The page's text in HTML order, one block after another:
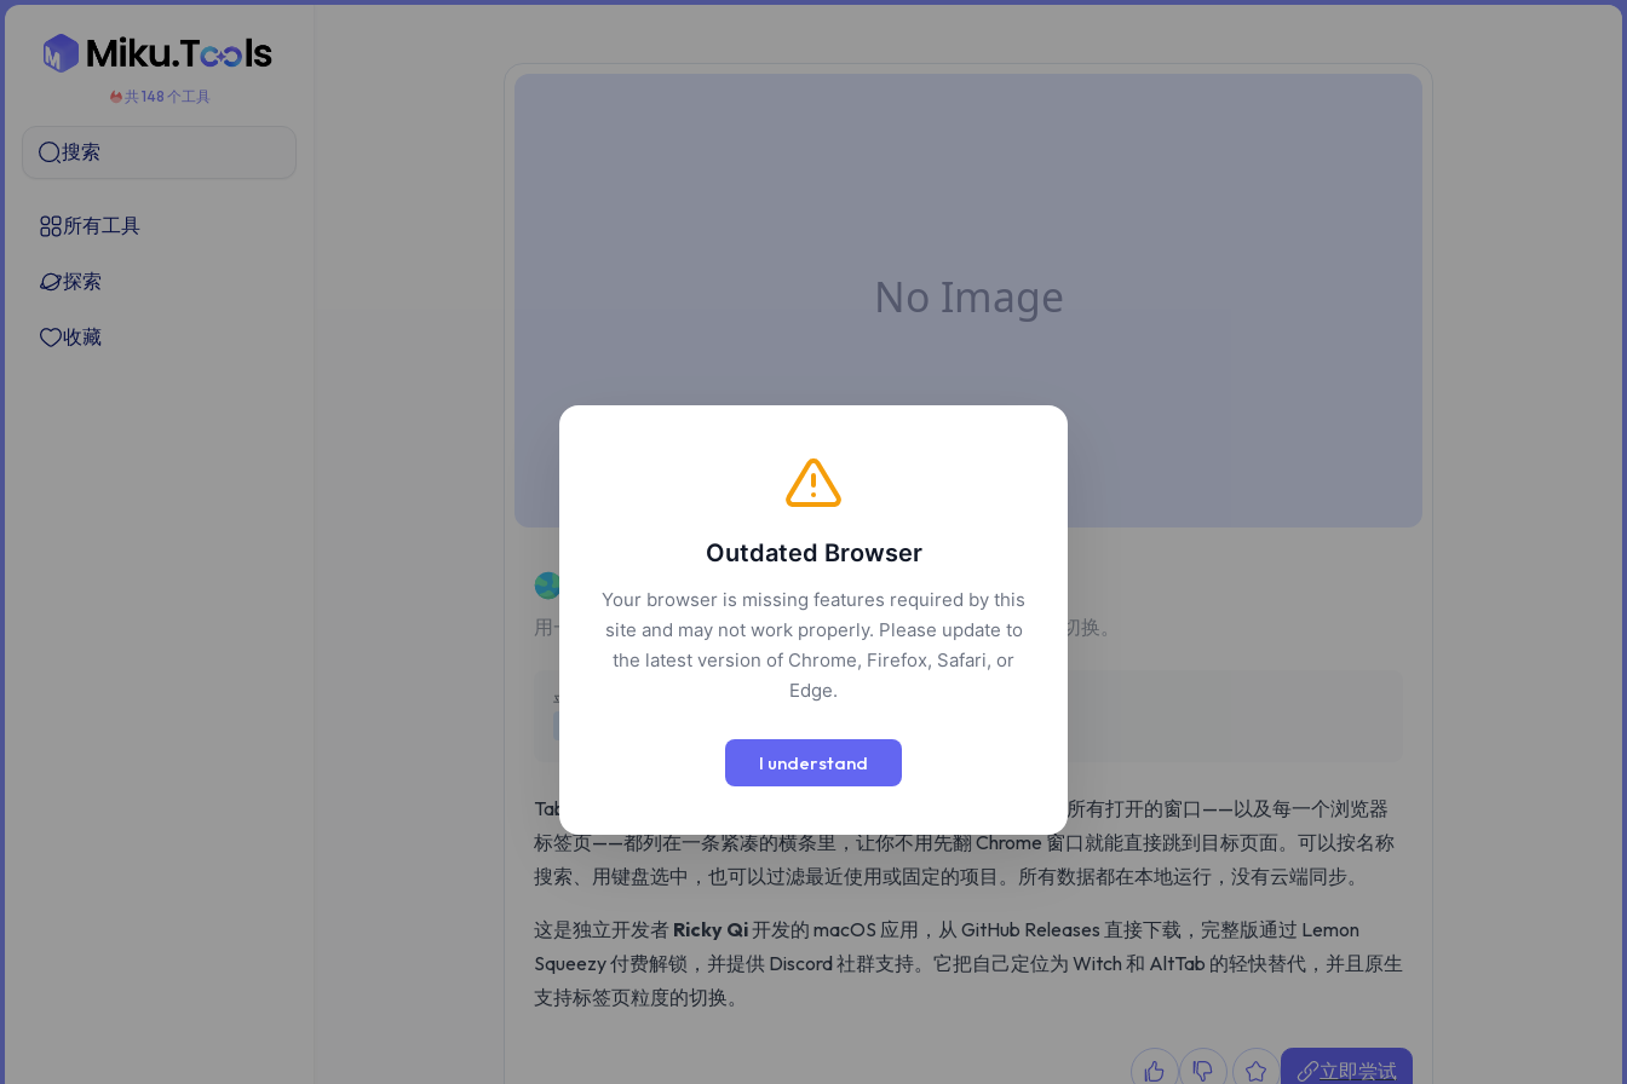
共 148 个工具
搜索
所有工具
探索
收藏
TabTab
用一个紧凑的键盘启动器在 Mac 窗口和浏览器标签页之间快速切换。
平台
TabTab 是一款替代 macOS 默认 Cmd-Tab 切换器的工具，它把所有打开的窗口——以及每一个浏览器
标签页——都列在一条紧凑的横条里，让你不用先翻 Chrome 窗口就能直接跳到目标页面。可以按名称
搜索、用键盘选中，也可以过滤最近使用或固定的项目。所有数据都在本地运行，没有云端同步。
这是独立开发者 Ricky Qi开发的 macOS 应用，从 GitHub Releases 直接下载，完整版通过 Lemon
Squeezy 付费解锁，并提供 Discord 社群支持。它把自己定位为 Witch 和 AltTab 的轻快替代，并且原生
支持标签页粒度的切换。
立即尝试
Outdated Browser
Your browser is missing features required by this
site and may not work properly. Please update to
the latest version of Chrome, Firefox, Safari, or
Edge.
I understand